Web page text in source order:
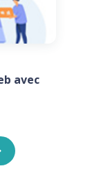
avec